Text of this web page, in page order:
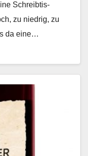
Schreibtis­
zu niedrig, zu
da eine…